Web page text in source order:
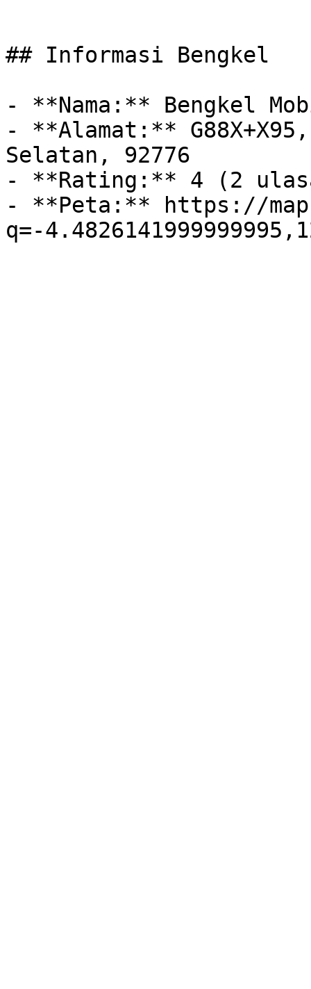
## Informasi Bengkel
- **Nama:** Bengkel
- **Alamat:**
Selatan, 92776
- **Rating:** 4 (2
- **Peta:** https://